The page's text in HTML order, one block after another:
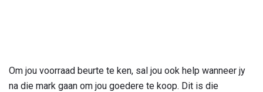
Om jou voorraad beurte te ken, sal jou ook help wanneer jy
na die mark gaan om jou goedere te koop. Dit is die